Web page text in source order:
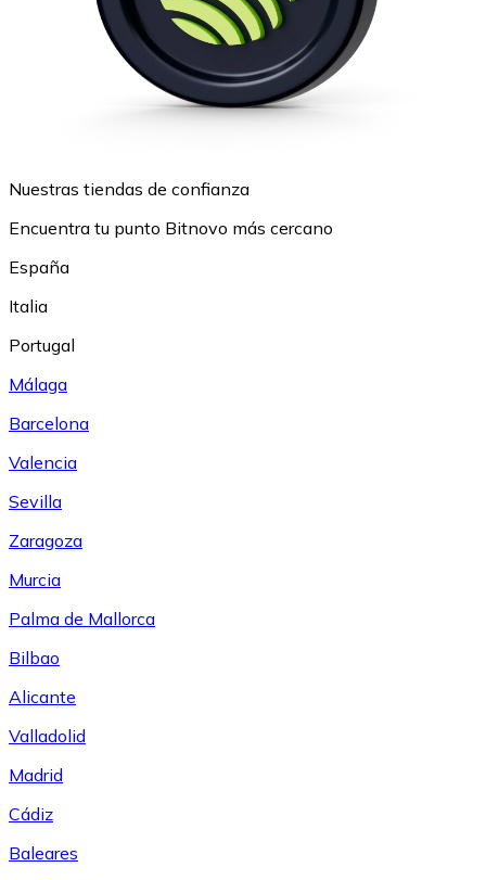
Nuestras tiendas de confianza
Encuentra tu punto Bitnovo más cercano
España
Italia
Portugal
Málaga
Barcelona
Valencia
Sevilla
Zaragoza
Murcia
Palma de Mallorca
Bilbao
Alicante
Valladolid
Madrid
Cádiz
Baleares